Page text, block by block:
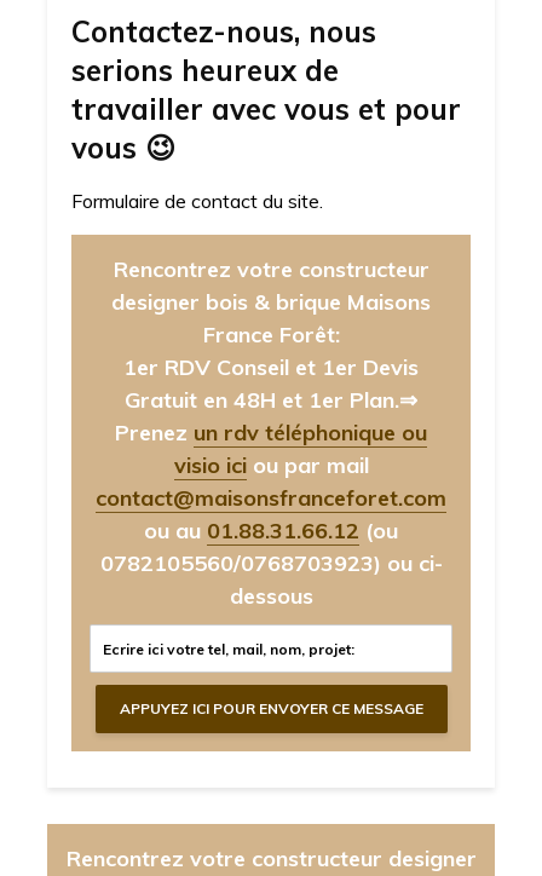
Contactez-nous, nous
serions heureux de
travailler avec vous et pour
vous 😉
Formulaire de contact du site.
Rencontrez votre constructeur
designer bois & brique Maisons
France Forêt:
1er RDV Conseil et 1er Devis
Gratuit en 48H et 1er Plan.⇒
Prenez un rdv téléphonique ou
visio iciou par mail
contact@maisonsfranceforet.com
ou au 01.88.31.66.12 (ou
0782105560/0768703923) ou ci-
dessous
Rencontrez votre constructeur designer